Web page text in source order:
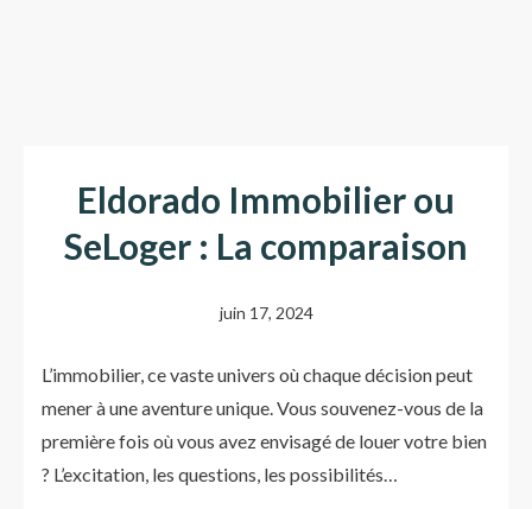
Eldorado Immobilier ou
SeLoger : La comparaison
juin 17, 2024
L’immobilier, ce vaste univers où chaque décision peut
mener à une aventure unique. Vous souvenez-vous de la
première fois où vous avez envisagé de louer votre bien
? L’excitation, les questions, les possibilités…